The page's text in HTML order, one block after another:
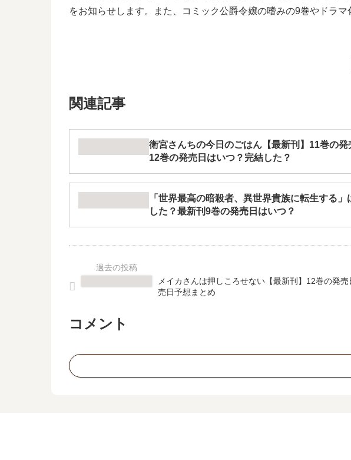
をお知らせします。また、コミック公爵令嬢の嗜みの9巻やドラ
関連記事
衛宮さんちの今日のごはん【最新刊】11巻の発
12巻の発売日はいつ？完結した？
「世界最高の暗殺者、異世界貴族に転生する」
した？最新刊9巻の発売日はいつ？
メイカさんは押しころせない【最新刊】12巻の発売
売日予想まとめ
コメント